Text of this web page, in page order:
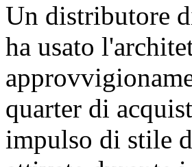
Un distributore
ha usato
quarter di
impulso di stile